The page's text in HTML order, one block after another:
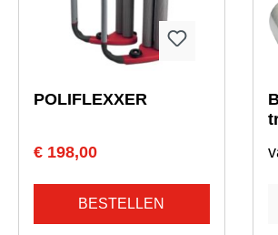
POLIFLEXXER
€ 198,00
BESTELLEN